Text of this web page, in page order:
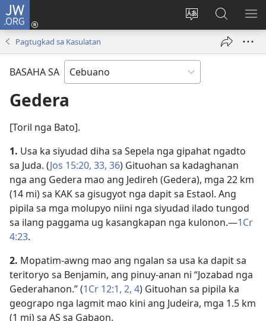
JW.ORG
Ilisi
pinulongan
sa
site
Log
ug
Pangitaa
sa
JW.ORG
Pagtugkad sa Kasulatan
BASAHA SA
Gedera
[Toril nga Bato].
1. Usa ka siyudad diha sa Sepela nga gipahat ngadto
sa Juda. (Jos 15:​20, 33, 36) Gituohan sa kadaghanan
nga ang Gedera mao ang Jedireh (Gedera), mga 22 km
(14 mi) sa KAK sa gisugyot nga dapit sa Estaol. Ang
pipila sa mga molupyo niini nga siyudad ilado tungod
sa ilang paggama ug kasangkapan nga kulonon.​—1Cr
4:23.
2. Mopatim-awng mao ang ngalan sa usa ka dapit sa
teritoryo sa Benjamin, ang pinuy-anan ni “Jozabad nga
Gederahanon.” (1Cr 12:​1, 2, 4) Gituohan sa pipila ka
geograpo nga lagmit mao kini ang Judeira, mga 1.5 km
(1 mi) sa AS sa Gabaon.